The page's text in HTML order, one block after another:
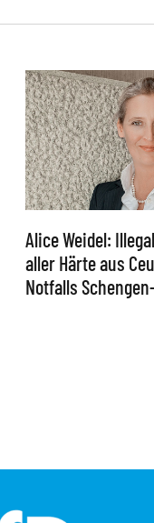
Alice Weidel:
aller Härte aus
Notfalls